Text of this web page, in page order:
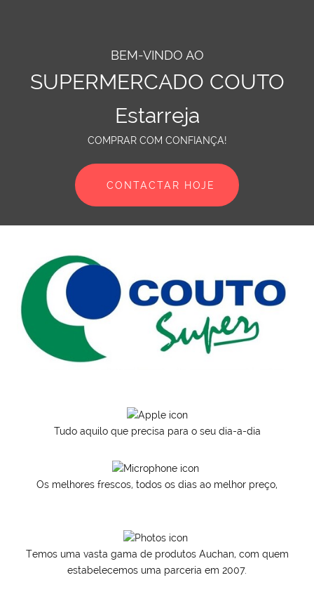
BEM-VINDO AO
SUPERMERCADO COUTO
Estarreja
COMPRAR COM CONFIANÇA!
CONTACTAR HOJE
Tudo aquilo que precisa para o seu dia-a-dia
Os melhores frescos, todos os dias ao melhor preço,
Temos uma vasta gama de produtos Auchan, com quem
estabelecemos uma parceria em 2007.